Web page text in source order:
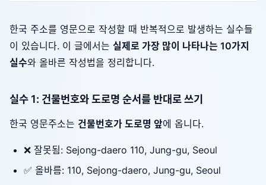
한국 주소를 영문으로 작성할 때 반복적으로 발생하는 실수들
이 있습니다. 이 글에서는 실제로 가장 많이 나타나는 10가지
실수와 올바른 작성법을 정리합니다.
실수 1: 건물번호와 도로명 순서를 반대로 쓰기
한국 영문주소는 건물번호가 도로명 앞에 옵니다.
❌ 잘못됨: Sejong-daero 110, Jung-gu, Seoul
✅ 올바름: 110, Sejong-daero, Jung-gu, Seoul